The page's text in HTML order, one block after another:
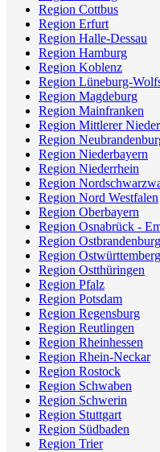
Region Cottbus
Region Erfurt
Region Halle-Dessau
Region Hamburg
Region Koblenz
Region Lüneburg-
Region Magdeburg
Region Mainfranken
Region Mittlerer
Region
Region Niederbayern
Region Niederrhein
Region
Region Nord Westfalen
Region Oberbayern
Region Osnabrück -
Region Ostbrandenburg
Region Ostwürttemberg
Region Ostthüringen
Region Pfalz
Region Potsdam
Region Regensburg
Region Reutlingen
Region Rheinhessen
Region Rhein-Neckar
Region Rostock
Region Schwaben
Region Schwerin
Region Stuttgart
Region Südbaden
Region Trier